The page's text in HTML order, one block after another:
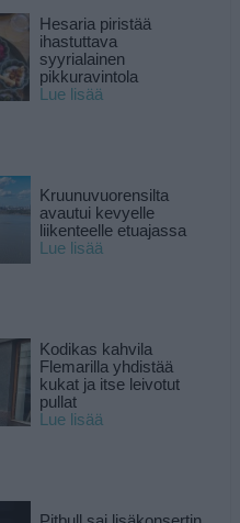
Hesaria piristää
ihastuttava
syyrialainen
pikkuravintola
Lue lisää
Kruunuvuorensilta
avautui kevyelle
liikenteelle etuajassa
Lue lisää
Kodikas kahvila
Flemarilla yhdistää
kukat ja itse leivotut
pullat
Lue lisää